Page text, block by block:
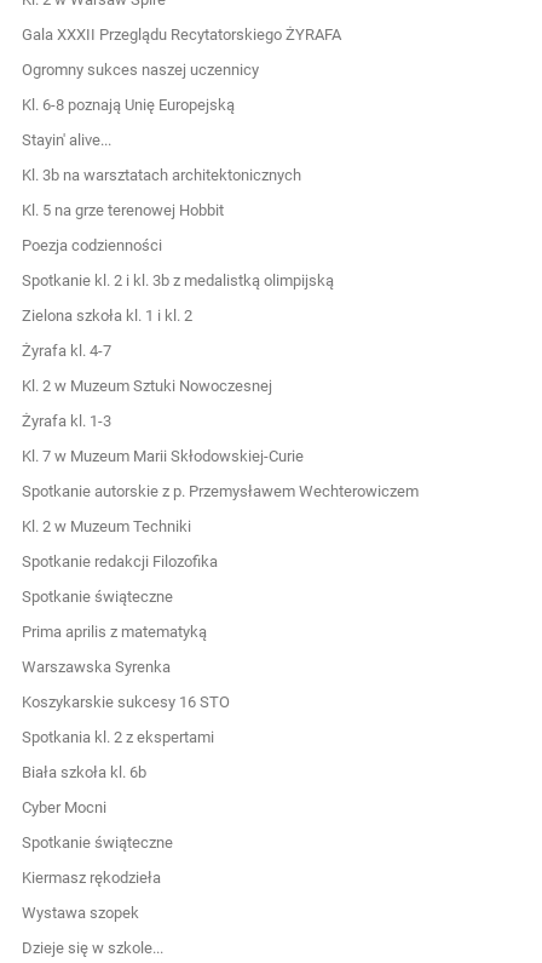
Gala XXXII Przeglądu Recytatorskiego ŻYRAFA
Ogromny sukces naszej uczennicy
Kl. 6-8 poznają Unię Europejską
Stayin' alive...
Kl. 3b na warsztatach architektonicznych
Kl. 5 na grze terenowej Hobbit
Poezja codzienności
Spotkanie kl. 2 i kl. 3b z medalistką olimpijską
Zielona szkoła kl. 1 i kl. 2
Żyrafa kl. 4-7
Kl. 2 w Muzeum Sztuki Nowoczesnej
Żyrafa kl. 1-3
Kl. 7 w Muzeum Marii Skłodowskiej-Curie
Spotkanie autorskie z p. Przemysławem Wechterowiczem
Kl. 2 w Muzeum Techniki
Spotkanie redakcji Filozofika
Spotkanie świąteczne
Prima aprilis z matematyką
Warszawska Syrenka
Koszykarskie sukcesy 16 STO
Spotkania kl. 2 z ekspertami
Biała szkoła kl. 6b
Cyber Mocni
Spotkanie świąteczne
Kiermasz rękodzieła
Wystawa szopek
Dzieje się w szkole...